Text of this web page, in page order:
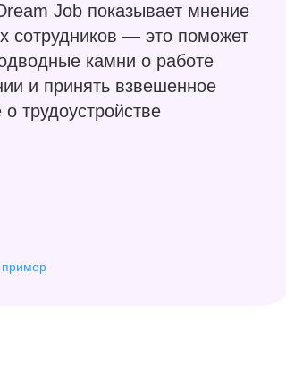
Job показывает мнение
сотрудников — это поможет
камни о работе
и принять взвешенное
трудоустройстве
пример